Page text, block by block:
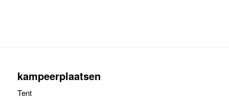
kampeerplaatsen
Tent